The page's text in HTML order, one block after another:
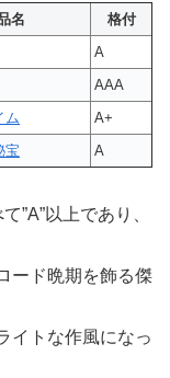
名
格付
A
AAA
ム
A+
宝 A
”A”以上であり、
ード晩期を飾る傑
イトな作風になっ